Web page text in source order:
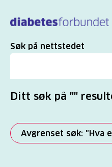
hovedinnhold
Søk
Søk på nettstedet
Ditt søk på ""
Avgrenset søk: "Hva